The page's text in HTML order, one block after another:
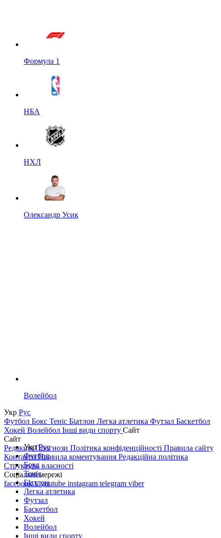
Формула 1
НБА
НХЛ
Олександр Усик
Волейбол
Укр Рус
Футбол Бокс Теніс Біатлон Легка атлетика Футзал Баскетбол
Хокей Волейбол Інші види спорту Сайт
Сайт
РедакціяПрогнози Політика конфіденційності Правила сайту
КонтактиПравила коментування Редакційна політика
Структура власності
Соціальні мережі
facebookxyoutube instagram telegram viber
УкрРус
Футбол
Бокс
Теніс
Біатлон
Легка атлетика
Футзал
Баскетбол
Хокей
Волейбол
Інші види спорту